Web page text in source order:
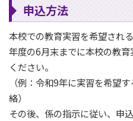
申込方法
本校での教育実習を希望され
年度の6月末までに本校の教
ください。
（例：令和9年に実習を希望
絡）
その後、係の指示に従い、申